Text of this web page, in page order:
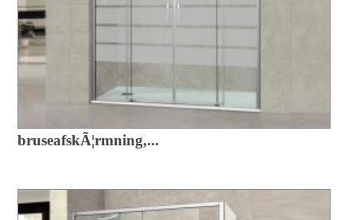
bruseafskÃ¦rmning,...